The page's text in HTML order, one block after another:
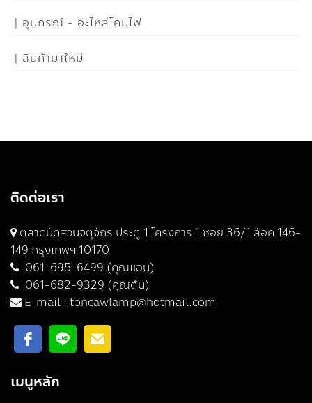
อุปกรณ์ - อะไหล่โคมไฟ
สินค้ามาใหม่
ติดต่อเรา
ตลาดนัดสวนจตุจักร ประตู 1 โครงการ 1 ซอย 36/1 ล็อค 146-
149 กรุงเทพฯ 10170
061-695-6499 (คุณแอน)
061-682-9329 (คุณต้น)
E-mail : toncawlamp@hotmail.com
เมนูหลัก